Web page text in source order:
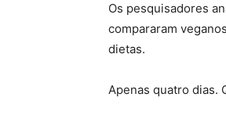
Os pesquisadores
compararam
dietas.
Apenas quatro dias.